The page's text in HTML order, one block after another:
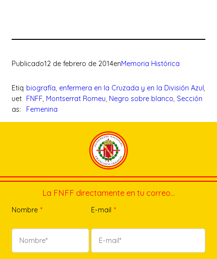
Publicado12 de febrero de 2014enMemoria Histórica
Etiq
uet
as:
biografía, enfermera en la Cruzada y en la División Azul
FNFF, Montserrat Romeu, Negro sobre blanco, Sección
Femenina
La FNFF directamente en tu correo…
Nombre * E-mail *